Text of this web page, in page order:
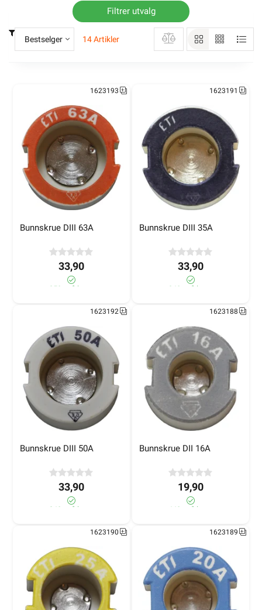
Filtrer utvalg
Bestselger 14 Artikler
Bunnskrue DIII 63A
1623193
33,90
350+ på lager
Bunnskrue DIII 35A
1623191
33,90
340+ på lager
Bunnskrue DIII 50A
1623192
33,90
340+ på lager
Bunnskrue DII 16A
1623188
19,90
440+ på lager
1623190 1623189